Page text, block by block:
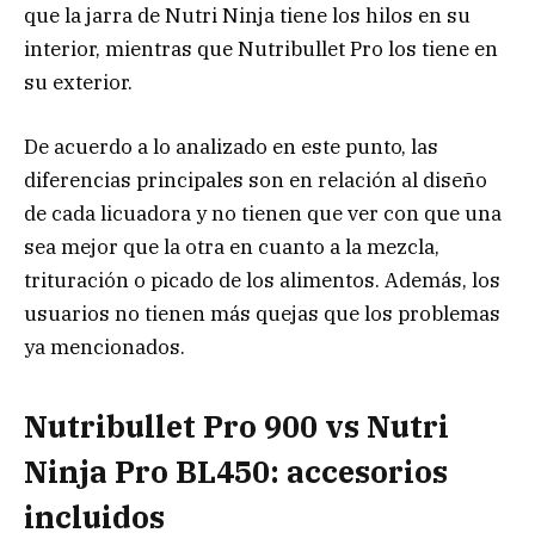
que la jarra de Nutri Ninja tiene los hilos en su
interior, mientras que Nutribullet Pro los tiene en
su exterior.
De acuerdo a lo analizado en este punto, las
diferencias principales son en relación al diseño
de cada licuadora y no tienen que ver con que una
sea mejor que la otra en cuanto a la mezcla,
trituración o picado de los alimentos. Además, los
usuarios no tienen más quejas que los problemas
ya mencionados.
Nutribullet Pro 900 vs Nutri
Ninja Pro BL450: accesorios
incluidos